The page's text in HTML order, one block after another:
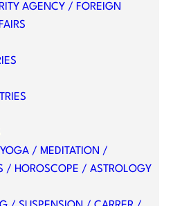
AGENCY / FOREIGN
/ MEDITATION /
/ HOROSCOPE / ASTROLOGY